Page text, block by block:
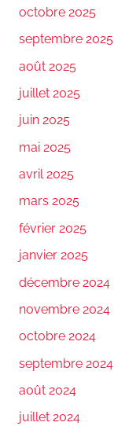
octobre 2025
septembre 2025
août 2025
juillet 2025
juin 2025
mai 2025
avril 2025
mars 2025
février 2025
janvier 2025
décembre 2024
novembre 2024
octobre 2024
septembre 2024
août 2024
juillet 2024